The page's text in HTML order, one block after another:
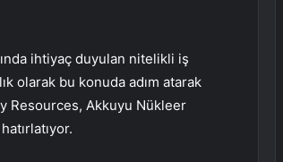
ihtiyaç duyulan nitelikli iş
olarak bu konuda adım atarak
Resources, Akkuyu Nükleer